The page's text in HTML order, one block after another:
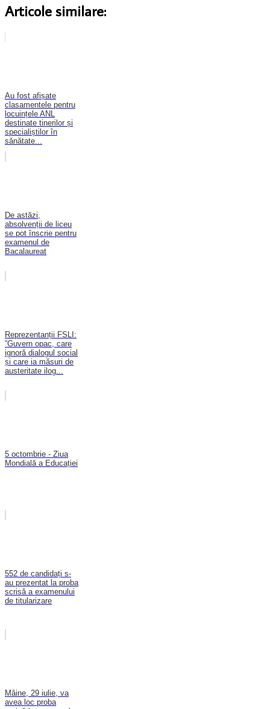
Articole similare:
Au fost afișate
clasamentele pentru
locuințele ANL
destinate tinerilor și
specialiștilor în
sănătate...
De astăzi,
absolvenții de liceu
se pot înscrie pentru
examenul de
Bacalaureat
Reprezentanții FSLI:
”Guvern opac, care
ignoră dialogul social
și care ia măsuri de
austeritate ilog...
5 octombrie - Ziua
Mondială a Educației
552 de candidați s-
au prezentat la proba
scrisă a examenului
de titularizare
Mâine, 29 iulie, va
avea loc proba